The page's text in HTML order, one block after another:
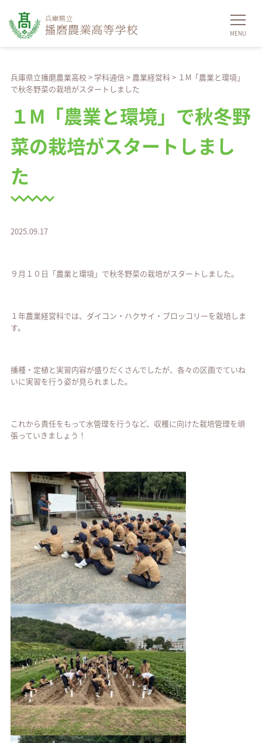
兵庫県立播磨農業高校> 学科通信> 農業経営科> １M「農業と環境」
で秋冬野菜の栽培がスタートしました
１M「農業と環境」で秋冬野
菜の栽培がスタートしまし
た
2025.09.17
９月１０日「農業と環境」で秋冬野菜の栽培がスタートしました。
１年農業経営科では、ダイコン・ハクサイ・ブロッコリーを栽培しま
す。
播種・定植と実習内容が盛りだくさんでしたが、各々の区画でていね
いに実習を行う姿が見られました。
これから責任をもって水管理を行うなど、収穫に向けた栽培管理を頑
張っていきましょう！